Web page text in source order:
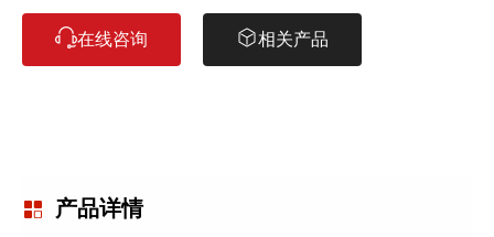
在线咨询 相关产品
产品详情